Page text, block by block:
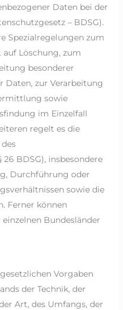
Daten bei der
– BDSG).
Spezialregelungen zum
Löschung, zum
besonderer
Daten, zur Verarbeitung
sowie
im Einzelfall
regelt es die
BDSG), insbesondere
Durchführung oder
sowie die
Ferner können
Bundesländer
Vorgaben
der Technik, der
Art, des Umfangs, der